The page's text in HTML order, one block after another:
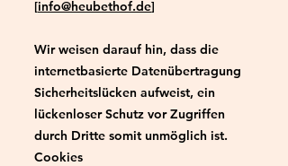
[info@heubethof.de]
Wir weisen darauf hin, dass die
internetbasierte Datenübertragung
Sicherheitslücken aufweist, ein
lückenloser Schutz vor Zugriffen
durch Dritte somit unmöglich ist.
Cookies